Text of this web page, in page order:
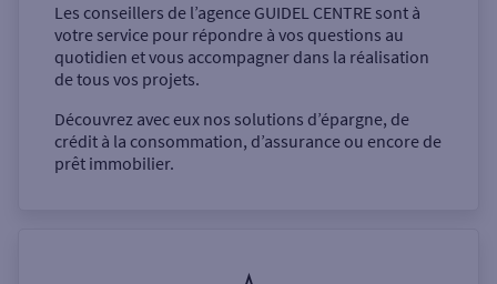
Les conseillers de l’agence GUIDEL CENTRE sont à
votre service pour répondre à vos questions au
quotidien et vous accompagner dans la réalisation
de tous vos projets.
Découvrez avec eux nos solutions d’épargne, de
crédit à la consommation, d’assurance ou encore de
prêt immobilier.